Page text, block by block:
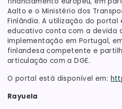
Aalto e o Ministério dos
Finlândia. A utilização do
educativo conta com a devida
implementação em Portugal,
finlandesa competente e
articulação com a DGE.
O portal está disponível em:
Rayuela